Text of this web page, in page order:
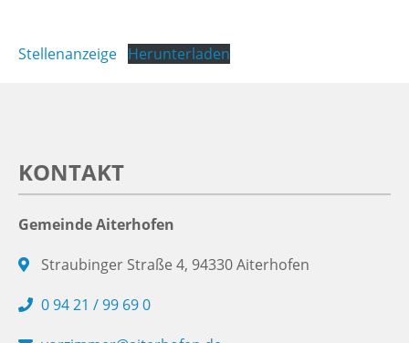
Stellenanzeige Herunterladen
KONTAKT
Gemeinde Aiterhofen
Straubinger Straße 4, 94330 Aiterhofen
0 94 21 / 99 69 0